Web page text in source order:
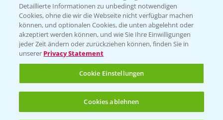
Rapsblütenbehandlung mit Propulse
16.04.2025
Detaillierte Informationen zu unbedingt notwendigen
Cookies, ohne die wir die Webseite nicht verfügbar machen
können, und optionalen Cookies, die unten abgelehnt oder
akzeptiert werden können, und wie Sie Ihre Einwilligungen
jeder Zeit ändern oder zurückziehen können, finden Sie in
unserer Privacy Statement
Cookie Einstellungen
Cookies ablehnen